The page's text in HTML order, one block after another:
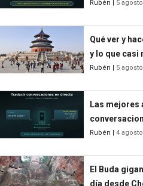
Rubén | 5 agosto
Qué ver y
y lo que casi
Rubén | 5 agosto
Las mejores
Rubén | 4 agosto
El Buda
día desde